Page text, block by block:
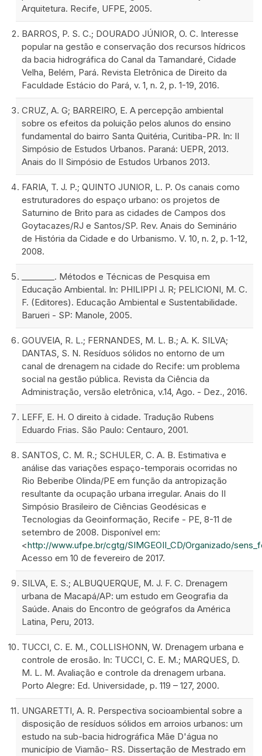
Arquitetura. Recife, UFPE, 2005.
BARROS, P. S. C.; DOURADO JÚNIOR, O. C. Interesse
popular na gestão e conservação dos recursos hídricos
da bacia hidrográfica do Canal da Tamandaré, Cidade
Velha, Belém, Pará. Revista Eletrônica de Direito da
Faculdade Estácio do Pará, v. 1, n. 2, p. 1-19, 2016.
CRUZ, A. G; BARREIRO, E. A percepção ambiental
sobre os efeitos da poluição pelos alunos do ensino
fundamental do bairro Santa Quitéria, Curitiba-PR. In: II
Simpósio de Estudos Urbanos. Paraná: UEPR, 2013.
Anais do II Simpósio de Estudos Urbanos 2013.
FARIA, T. J. P.; QUINTO JUNIOR, L. P. Os canais como
estruturadores do espaço urbano: os projetos de
Saturnino de Brito para as cidades de Campos dos
Goytacazes/RJ e Santos/SP. Rev. Anais do Seminário
de História da Cidade e do Urbanismo. V. 10, n. 2, p. 1-12,
2008.
________. Métodos e Técnicas de Pesquisa em
Educação Ambiental. In: PHILIPPI J. R; PELICIONI, M. C.
F. (Editores). Educação Ambiental e Sustentabilidade.
Barueri - SP: Manole, 2005.
GOUVEIA, R. L.; FERNANDES, M. L. B.; A. K. SILVA;
DANTAS, S. N. Resíduos sólidos no entorno de um
canal de drenagem na cidade do Recife: um problema
social na gestão pública. Revista da Ciência da
Administração, versão eletrônica, v.14, Ago. - Dez., 2016.
LEFF, E. H. O direito à cidade. Tradução Rubens
Eduardo Frias. São Paulo: Centauro, 2001.
SANTOS, C. M. R.; SCHULER, C. A. B. Estimativa e
análise das variações espaço-temporais ocorridas no
Rio Beberibe Olinda/PE em função da antropização
resultante da ocupação urbana irregular. Anais do II
Simpósio Brasileiro de Ciências Geodésicas e
Tecnologias da Geoinformação, Recife - PE, 8-11 de
setembro de 2008. Disponível em:
<http://www.ufpe.br/cgtg/SIMGEOII_CD/Organizado/
Acesso em 10 de fevereiro de 2017.
SILVA, E. S.; ALBUQUERQUE, M. J. F. C. Drenagem
urbana de Macapá/AP: um estudo em Geografia da
Saúde. Anais do Encontro de geógrafos da América
Latina, Peru, 2013.
TUCCI, C. E. M., COLLISHONN, W. Drenagem urbana e
controle de erosão. In: TUCCI, C. E. M.; MARQUES, D.
M. L. M. Avaliação e controle da drenagem urbana.
Porto Alegre: Ed. Universidade, p. 119 – 127, 2000.
UNGARETTI, A. R. Perspectiva socioambiental sobre a
disposição de resíduos sólidos em arroios urbanos: um
estudo na sub-bacia hidrográfica Mãe D'água no
município de Viamão- RS. Dissertação de Mestrado em